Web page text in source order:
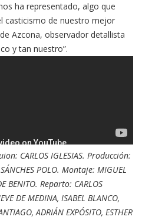
ha representado, algo que
casticismo de nuestro mejor
Azcona, observador detallista
y tan nuestro”.
CARLOS IGLESIAS. Producción:
POLO. Montaje: MIGUEL
BENITO. Reparto: CARLOS
DE MEDINA, ISABEL BLANCO,
ADRIÁN EXPÓSITO, ESTHER